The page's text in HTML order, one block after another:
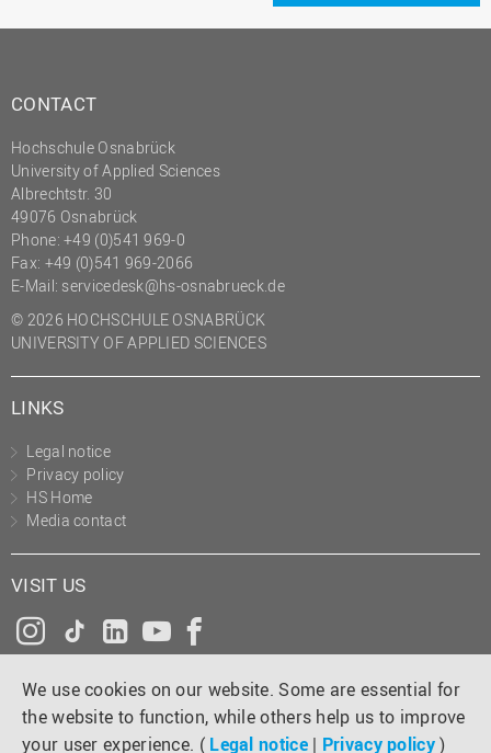
We use cookies on our website. Some are essential for
the website to function, while others help us to improve
your user experience. ( Legal notice | Privacy policy)
Personalrat
Präsidialbüro
Professional School
Projekte des Präsidiums
Projektmanagement Office
(PMO)
Prozessmanagement
Recht
Studium und Lehre
Transfer- und
Innovationsmanagement
CONTACT
Hochschule Osnabrück
University of Applied Sciences
Albrechtstr. 30
49076 Osnabrück
Phone: +49 (0)541 969-0
Fax: +49 (0)541 969-2066
E-Mail: servicedesk@hs-osnabrueck.de
© 2026 HOCHSCHULE OSNABRÜCK
UNIVERSITY OF APPLIED SCIENCES
LINKS
Legal notice
Privacy policy
HS Home
Media contact
VISIT US
Instagram
Tiktok
LinkedInYouTube